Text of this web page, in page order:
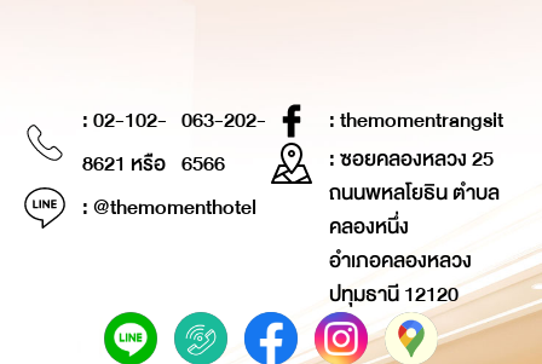
: 02-102-
8621 หรือ
063-202-
6566
: @themomenthotel
: themomentrangsit
: ซอยคลองหลวง 25
ถนนพหลโยธิน ตำบล
คลองหนึ่ง
อำเภอคลองหลวง
ปทุมธานี 12120